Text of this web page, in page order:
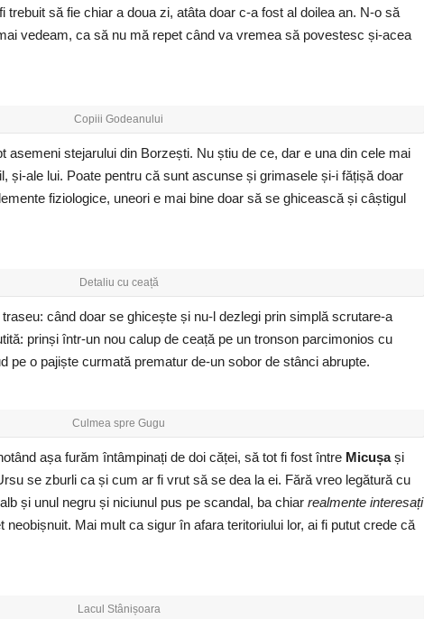
trebuit să fie chiar a doua zi, atâta doar c-a fost al doilea an. N-o să
vedeam, ca să nu mă repet când va vremea să povestesc și-acea
Copiii Godeanului
asemeni stejarului din Borzești. Nu știu de ce, dar e una din cele mai
și-ale lui. Poate pentru că sunt ascunse și grimasele și-i fățișă doar
fiziologice, uneori e mai bine doar să se ghicească și câștigul
Detaliu cu ceață
când doar se ghicește și nu-l dezlegi prin simplă scrutare-a
prinși într-un nou calup de ceață pe un tronson parcimonios cu
pe o pajiște curmată prematur de-un sobor de stânci abrupte.
Culmea spre Gugu
așa furăm întâmpinați de doi căței, să tot fi fost între Micușași
se zburli ca și cum ar fi vrut să se dea la ei. Fără vreo legătură cu
și unul negru și niciunul pus pe scandal, ba chiar realmente interesați
Mai mult ca sigur în afara teritoriului lor, ai fi putut crede că
Lacul Stânișoara